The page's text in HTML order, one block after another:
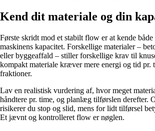
Kend dit materiale og din
Første skridt mod et stabilt flow er at kende både
maskinens kapacitet. Forskellige materialer –
eller byggeaffald – stiller forskellige krav til
kompakt materiale kræver mere energi og tid pr.
fraktioner.
Lav en realistisk vurdering af, hvor meget
håndtere pr. time, og planlæg tilførslen derefter.
risikerer du stop og slid, mens for lidt tilførsel
Et jævnt og kontrolleret flow er nøglen.